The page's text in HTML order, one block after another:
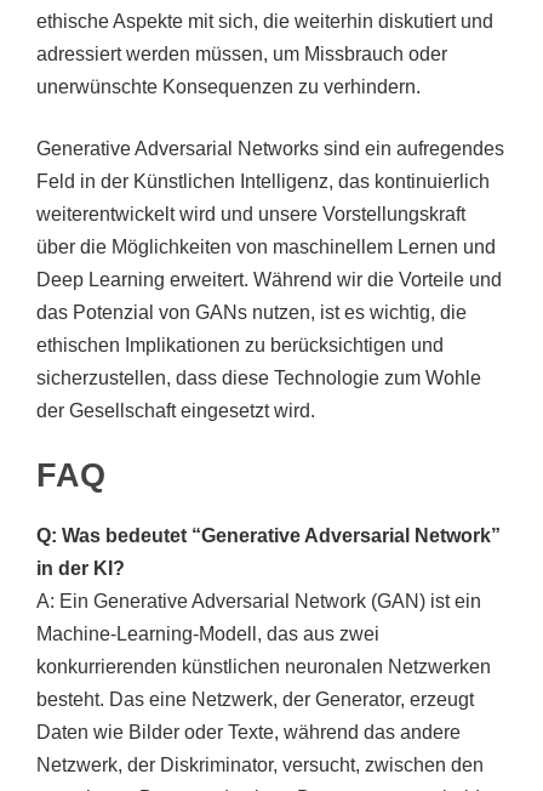
ethische Aspekte mit sich, die weiterhin diskutiert und
adressiert werden müssen, um Missbrauch oder
unerwünschte Konsequenzen zu verhindern.
Generative Adversarial Networks sind ein aufregendes
Feld in der Künstlichen Intelligenz, das kontinuierlich
weiterentwickelt wird und unsere Vorstellungskraft
über die Möglichkeiten von maschinellem Lernen und
Deep Learning erweitert. Während wir die Vorteile und
das Potenzial von GANs nutzen, ist es wichtig, die
ethischen Implikationen zu berücksichtigen und
sicherzustellen, dass diese Technologie zum Wohle
der Gesellschaft eingesetzt wird.
FAQ
Q: Was bedeutet “Generative Adversarial Network”
in der KI?
A: Ein Generative Adversarial Network (GAN) ist ein
Machine-Learning-Modell, das aus zwei
konkurrierenden künstlichen neuronalen Netzwerken
besteht. Das eine Netzwerk, der Generator, erzeugt
Daten wie Bilder oder Texte, während das andere
Netzwerk, der Diskriminator, versucht, zwischen den